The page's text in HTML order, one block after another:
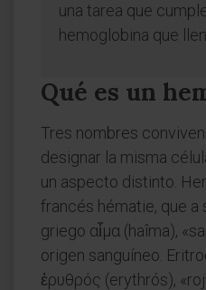
una tarea que
hemoglobina que
Qué es un
Tres nombres
designar la misma
un aspecto distinto.
francés hématie, que a
griego αἷμα (haîma),
origen sanguíneo.
ἐρυθρός (erythrós),